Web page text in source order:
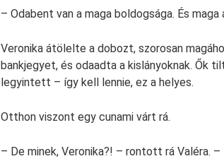
– Odabent van a maga boldogsága. És maga
Veronika átölelte a dobozt, szorosan
bankjegyet, és odaadta a kislányoknak. Ők
legyintett – így kell lennie, ez a helyes.
Otthon viszont egy cunami várt rá.
– De minek, Veronika?! – rontott rá Valéra.